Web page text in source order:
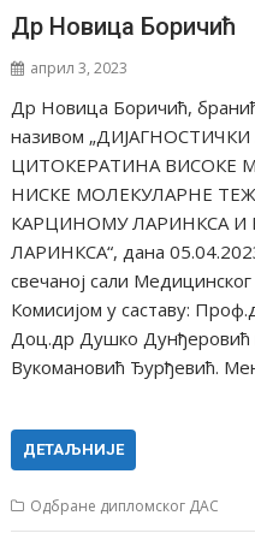
Др Новица Боричић
април 3, 2023
Др Новица Боричић,
називом „ДИЈАГНОСТИЧКИ
ЦИТОКЕРАТИНА ВИСОКЕ
НИСКЕ МОЛЕКУЛАРНЕ
КАРЦИНОМУ ЛАРИНКСА И
ЛАРИНКСА“, дана
свечаној сали
Комисијом у саставу:
Доц.др Душко Дунђеровић
Вукомановић Ђурђевић.
ДЕТАЉНИЈЕ
Одбране дипломског ДАС